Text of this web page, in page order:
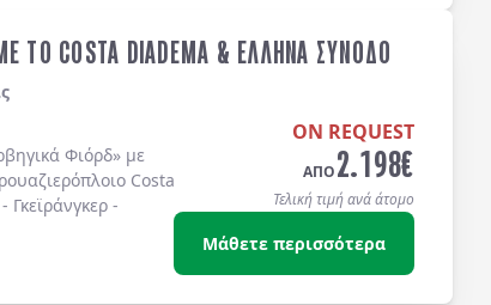
COSTA DIADEMA & ΕΛΛΗΝΑ ΣΥΝΟΔΟ
Φιόρδ»με
Costa
- Γκεϊράνγκερ -
ON REQUEST
ΑΠΟ2.198€
Τελική τιμή ανά άτομο
Μάθετε περισσότερα